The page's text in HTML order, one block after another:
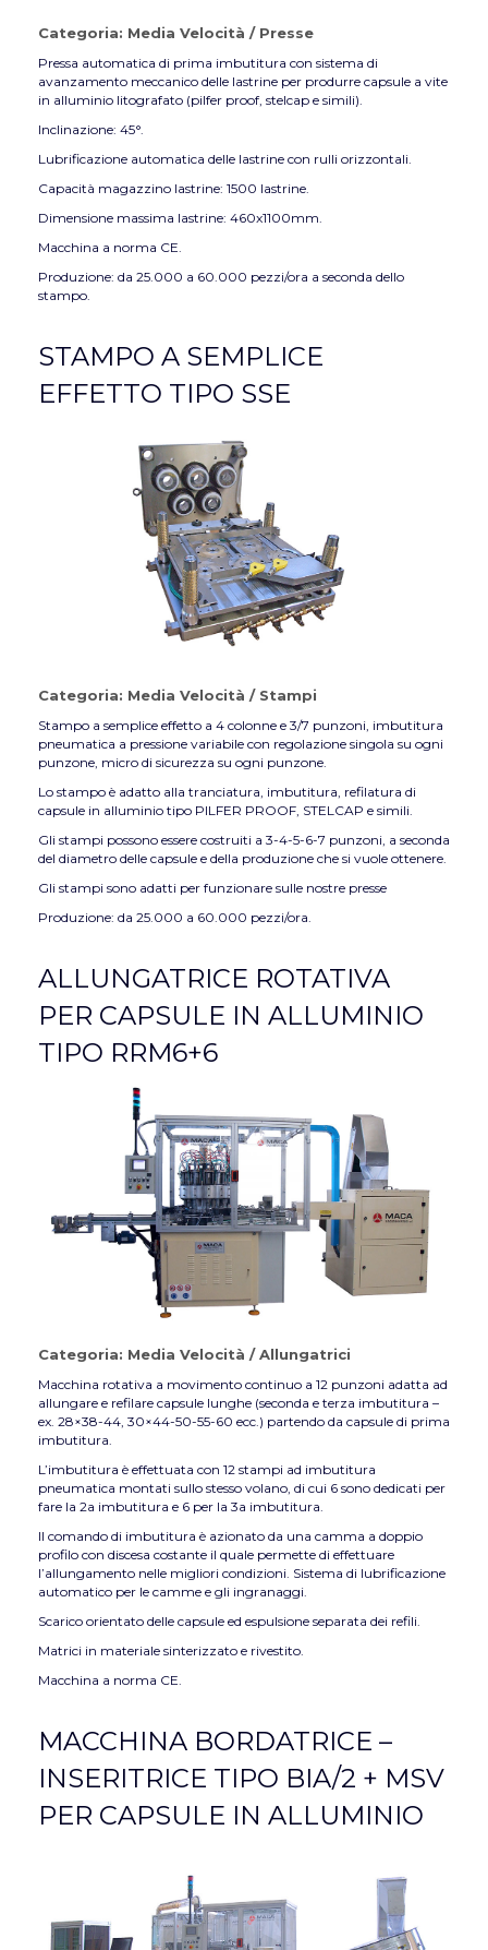
Categoria: Media Velocità / Presse
Pressa automatica di prima imbutitura con sistema di
avanzamento meccanico delle lastrine per produrre capsule a vite
in alluminio litografato (pilfer proof, stelcap e simili).
Inclinazione: 45°.
Lubrificazione automatica delle lastrine con rulli orizzontali.
Capacità magazzino lastrine: 1500 lastrine.
Dimensione massima lastrine: 460x1100mm.
Macchina a norma CE.
Produzione: da 25.000 a 60.000 pezzi/ora a seconda dello
stampo.
STAMPO A SEMPLICE
EFFETTO TIPO SSE
Categoria: Media Velocità / Stampi
Stampo a semplice effetto a 4 colonne e 3/7 punzoni, imbutitura
pneumatica a pressione variabile con regolazione singola su ogni
punzone, micro di sicurezza su ogni punzone.
Lo stampo è adatto alla tranciatura, imbutitura, refilatura di
capsule in alluminio tipo PILFER PROOF, STELCAP e simili.
Gli stampi possono essere costruiti a 3-4-5-6-7 punzoni, a seconda
del diametro delle capsule e della produzione che si vuole ottenere.
Gli stampi sono adatti per funzionare sulle nostre presse
Produzione: da 25.000 a 60.000 pezzi/ora.
ALLUNGATRICE ROTATIVA
PER CAPSULE IN ALLUMINIO
TIPO RRM6+6
Categoria: Media Velocità /Allungatrici
Macchina rotativa a movimento continuo a 12 punzoni adatta ad
allungare e refilare capsule lunghe (seconda e terza imbutitura –
ex. 28×38-44, 30×44-50-55-60 ecc.) partendo da capsule di prima
imbutitura.
L’imbutitura è effettuata con 12 stampi ad imbutitura
pneumatica montati sullo stesso volano, di cui 6 sono dedicati per
fare la 2a imbutitura e 6 per la 3a imbutitura.
Il comando di imbutitura è azionato da una camma a doppio
profilo con discesa costante il quale permette di effettuare
l’allungamento nelle migliori condizioni. Sistema di lubrificazione
automatico per le camme e gli ingranaggi.
Scarico orientato delle capsule ed espulsione separata dei refili.
Matrici in materiale sinterizzato e rivestito.
Macchina a norma CE.
MACCHINA BORDATRICE –
INSERITRICE TIPO BIA/2 + MSV
PER CAPSULE IN ALLUMINIO